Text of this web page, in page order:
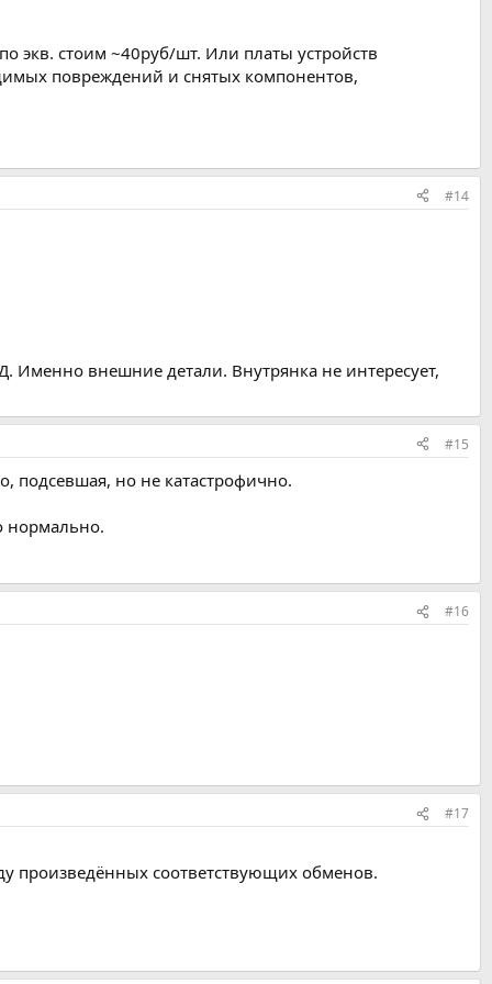
экв. стоим ~40руб/шт. Или платы устройств
повреждений и снятых компонентов,
#14
Именно внешние детали. Внутрянка не интересует,
#15
подсевшая, но не катастрофично.
нормально.
#16
#17
произведённых соответствующих обменов.